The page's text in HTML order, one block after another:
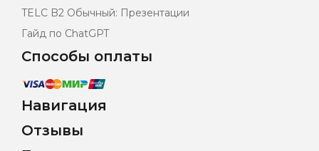
TELC B2 Обычный: Презентации
Гайд по ChatGPT
Способы оплаты
Навигация
Отзывы